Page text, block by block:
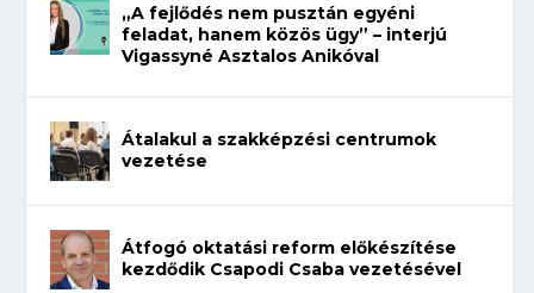
„A fejlődés nem pusztán egyéni
feladat, hanem közös ügy” – interjú
Vigassyné Asztalos Anikóval
Átalakul a szakképzési centrumok
vezetése
Átfogó oktatási reform előkészítése
kezdődik Csapodi Csaba vezetésével